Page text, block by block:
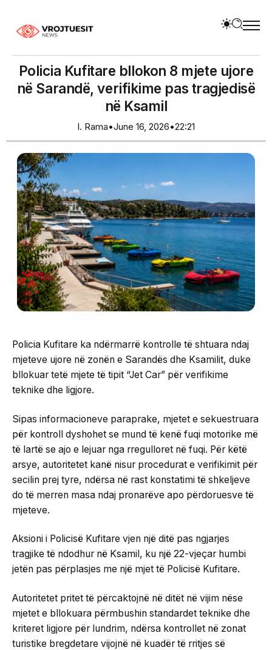
Policia Kufitare bllokon 8 mjete ujore
në Sarandë, verifikime pas tragjedisë
në Ksamil
I. Rama•June 16, 2026•22:21
Policia Kufitare ka ndërmarrë kontrolle të shtuara ndaj
mjeteve ujore në zonën e Sarandës dhe Ksamilit, duke
bllokuar tetë mjete të tipit “Jet Car” për verifikime
teknike dhe ligjore.
Sipas informacioneve paraprake, mjetet e sekuestruara
për kontroll dyshohet se mund të kenë fuqi motorike më
të lartë se ajo e lejuar nga rregulloret në fuqi. Për këtë
arsye, autoritetet kanë nisur procedurat e verifikimit për
secilin prej tyre, ndërsa në rast konstatimi të shkeljeve
do të merren masa ndaj pronarëve apo përdoruesve të
mjeteve.
Aksioni i Policisë Kufitare vjen një ditë pas ngjarjes
tragjike të ndodhur në Ksamil, ku një 22-vjeçar humbi
jetën pas përplasjes me një mjet të Policisë Kufitare.
Autoritetet pritet të përcaktojnë në ditët në vijim nëse
mjetet e bllokuara përmbushin standardet teknike dhe
kriteret ligjore për lundrim, ndërsa kontrollet në zonat
turistike bregdetare vijojnë në kuadër të rritjes së